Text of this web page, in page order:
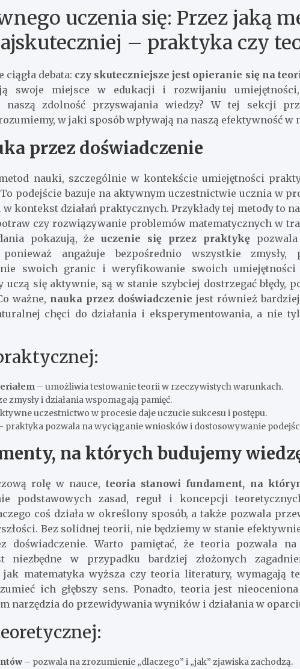
uczenia się: Przez jaką
– praktyka czy
debata: czy skuteczniejsze jest opieranie się na
swoje miejsce w edukacji i rozwijaniu
naszą zdolność przyswajania wiedzy? W tej sekcji
w jaki sposób wpływają na naszą efektywność w
przez doświadczenie
nauki, szczególnie w kontekście umiejętności
podejście bazuje na aktywnym uczestnictwie ucznia w
kontekst działań praktycznych. Przykłady tej metody to
czy rozwiązywanie problemów matematycznych w
pokazują, żeuczenie się przez praktykępozwala
angażuje bezpośrednio wszystkie zmysły,
swoich granic i weryfikowanie swoich
się aktywnie, są w stanie szybciej dostrzegać błędy,
ważne, nauka przez doświadczenie jest również bardziej
chęci do działania i eksperymentowania, a nie
– umożliwia testowanie teorii w rzeczywistych warunkach.
zmysły i działania wspomagają pamięć.
uczestnictwo w procesie daje uczucie sukcesu i postępu.
praktyka pozwala na wyciąganie wniosków i dostosowywanie
na których budujemy
rolę w nauce, teoria stanowi fundament, na
podstawowych zasad, reguł i koncepcji
coś działa w określony sposób, a także pozwala
Bez solidnej teorii, nie będziemy w stanie
doświadczenie. Warto pamiętać, że teoria pozwala na
w przypadku bardziej złożonych
jak matematyka wyższa czy teoria literatury, wymagają
ich głębszy sens. Ponadto, teoria jest
narzędzia do przewidywania wyników i działania w
– pozwala na zrozumienie „dlaczego” i „jak” zjawiska zachodzą.